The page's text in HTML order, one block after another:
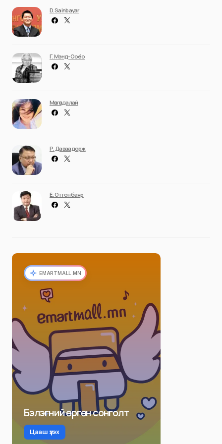
D. Sainbayar
Г. Мэнд-Ооёо
Мөнгөндалай
Р. Даваадорж
Ё. Отгонбаяр
EMARTMALL.MN
Бэлэгний өргөн сонголт
Цааш үзэх